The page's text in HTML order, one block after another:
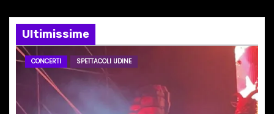
e
a
r
Ultimissime
CONCERTI SPETTACOLI UDINE